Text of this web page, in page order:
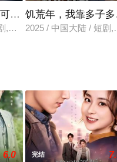
是无情道
,古装仙侠
饥荒年，我靠多子
2025 / 中国大陆 / 短剧,
6.0 完结